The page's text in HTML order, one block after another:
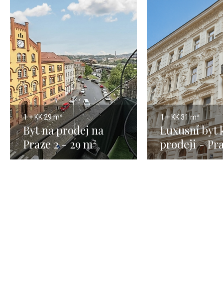
1 + KK29 m²
Byt na prodej na
Praze 2 - 29 m²
1 + KK31 m²
Luxusní byt
prodeji -
Nové Město